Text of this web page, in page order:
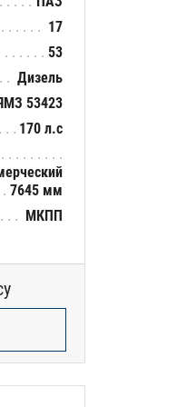
17
53
Дизель
53423
170 л.с
7645 мм
МКПП